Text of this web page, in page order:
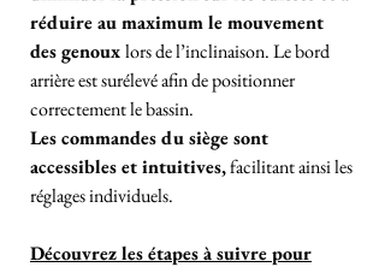
réduire au maximum le mouvement
des genouxlors de l’inclinaison. Le bord
arrière est surélevé afin de positionner
correctement le bassin.
Les commandes du siège sont
accessibles et intuitives,facilitant ainsi les
réglages individuels.
Découvrez les étapes à suivre pour